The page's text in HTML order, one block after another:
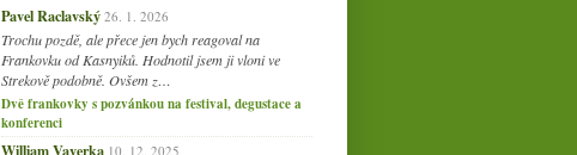
Pavel Raclavský 26. 1. 2026
Trochu pozdě, ale přece jen bych reagoval na
Frankovku od Kasnyiků. Hodnotil jsem ji vloni ve
Strekově podobně. Ovšem z…
Dvě frankovky s pozvánkou na festival, degustace a
konferenci
William Vaverka 10. 12. 2025